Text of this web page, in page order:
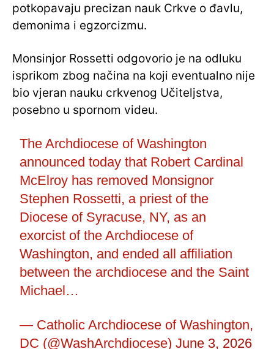
potkopavaju precizan nauk Crkve o đavlu,
demonima i egzorcizmu.
Monsinjor Rossetti odgovorio je na odluku
isprikom zbog načina na koji eventualno nije
bio vjeran nauku crkvenog Učiteljstva,
posebno u spornom videu.
The Archdiocese of Washington
announced today that Robert Cardinal
McElroy has removed Monsignor
Stephen Rossetti, a priest of the
Diocese of Syracuse, NY, as an
exorcist of the Archdiocese of
Washington, and ended all affiliation
between the archdiocese and the Saint
Michael…
— Catholic Archdiocese of Washington,
DC (@WashArchdiocese)June 3, 2026